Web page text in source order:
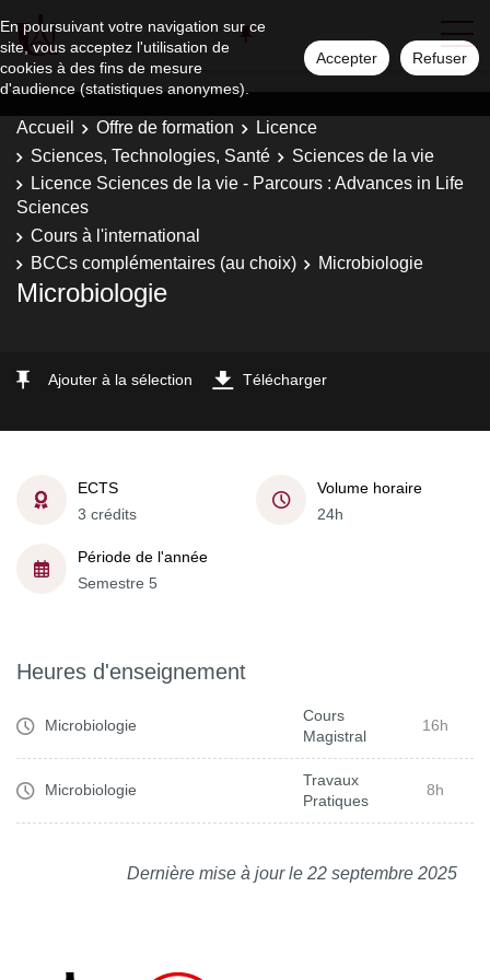
En poursuivant votre navigation sur ce
site, vous acceptez l'utilisation de
cookies à des fins de mesure
d'audience (statistiques anonymes).
Accepter Refuser
Accueil Offre de formation
Licence
Sciences, Technologies, Santé
Sciences de la vie
Licence Sciences de la vie - Parcours : Advances in Life
Sciences
Cours à l'international
BCCs complémentaires (au choix)
Microbiologie
Microbiologie
Ajouter à la sélection Télécharger
ECTS
3 crédits
Volume horaire
24h
Période de l'année
Semestre 5
Heures d'enseignement
Microbiologie
Cours
Magistral
16h
Microbiologie
Travaux
Pratiques
8h
Dernière mise à jour le 22 septembre 2025